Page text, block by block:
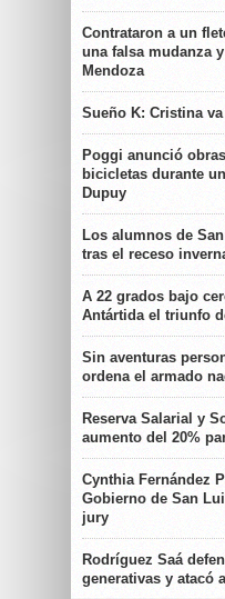
Contrataron a un
una falsa mudanza
Mendoza
Sueño K: Cristina
Poggi anunció
bicicletas durante
Dupuy
Los alumnos de
tras el receso
A 22 grados bajo
Antártida el triunfo
Sin aventuras
ordena el armado
Reserva Salarial y
aumento del 20%
Cynthia Fernández
Gobierno de San
jury
Rodríguez Saá
generativas y atacó